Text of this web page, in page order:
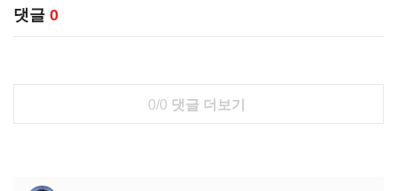
댓글 0
0/0 댓글 더보기